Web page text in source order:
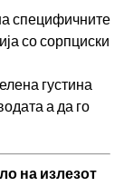
специфичните
со сорпциски
густина
а да го
на излезот